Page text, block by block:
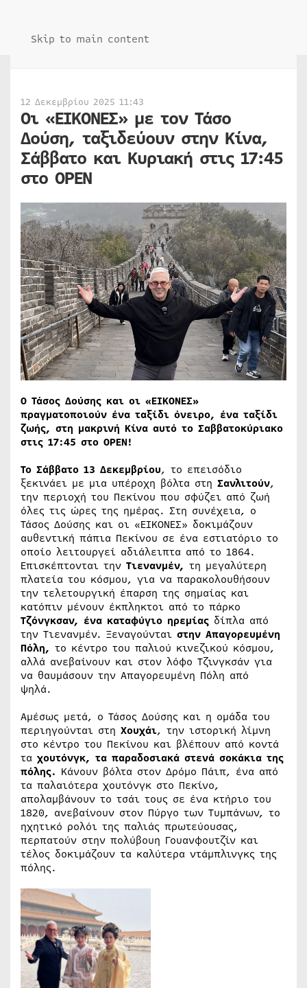
Skip to main content
12 Δεκεμβρίου 2025 11:43
Οι «ΕΙΚΟΝΕΣ» με τον Τάσο
Δούση, ταξιδεύουν στην Κίνα,
Σάββατο και Κυριακή στις 17:45
στο OPEN
O Τάσος Δούσης και οι «ΕΙΚΟΝΕΣ»
πραγματοποιούν ένα ταξίδι όνειρο, ένα ταξίδι
ζωής, στη μακρινή Κίνα αυτό το Σαββατοκύριακο
στις 17:45 στο OPEN!
Το Σάββατο 13 Δεκεμβρίου, το επεισόδιο
ξεκινάει με μια υπέροχη βόλτα στη Σανλιτούν,
την περιοχή του Πεκίνου που σφύζει από ζωή
όλες τις ώρες της ημέρας. Στη συνέχεια, ο
Τάσος Δούσης και οι «ΕΙΚΟΝΕΣ» δοκιμάζουν
αυθεντική πάπια Πεκίνου σε ένα εστιατόριο το
οποίο λειτουργεί αδιάλειπτα από το 1864.
Επισκέπτονται την Τιενανμέν, τη μεγαλύτερη
πλατεία του κόσμου, για να παρακολουθήσουν
την τελετουργική έπαρση της σημαίας και
κατόπιν μένουν έκπληκτοι από το πάρκο
Τζόνγκσαν, ένα καταφύγιο ηρεμίας δίπλα από
την Τιενανμέν. Ξεναγούνται στην Απαγορευμένη
Πόλη, το κέντρο του παλιού κινεζικού κόσμου,
αλλά ανεβαίνουν και στον λόφο Τζινγκσάν για
να θαυμάσουν την Απαγορευμένη Πόλη από
ψηλά.
Αμέσως μετά, ο Τάσος Δούσης και η ομάδα του
περιηγούνται στη Χουχάι, την ιστορική λίμνη
στο κέντρο του Πεκίνου και βλέπουν από κοντά
τα χουτόνγκ, τα παραδοσιακά στενά σοκάκια της
πόλης. Κάνουν βόλτα στον Δρόμο Πάιπ, ένα από
τα παλαιότερα χουτόνγκ στο Πεκίνο,
απολαμβάνουν το τσάι τους σε ένα κτήριο του
1820, ανεβαίνουν στον Πύργο των Τυμπάνων, το
ηχητικό ρολόι της παλιάς πρωτεύουσας,
περπατούν στην πολύβουη Γουανφουτζίν και
τέλος δοκιμάζουν τα καλύτερα ντάμπλινγκς της
πόλης.